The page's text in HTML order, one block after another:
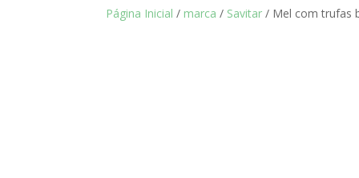
Página Inicial / marca / Savitar / Mel com trufas